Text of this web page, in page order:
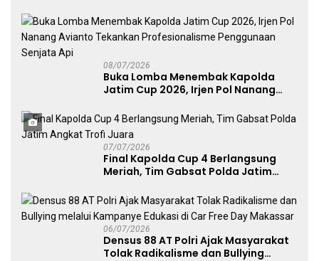
Publik
08/07/2026
Buka Lomba Menembak Kapolda
Jatim Cup 2026, Irjen Pol Nanang
Penggunaan Senjata Api
07/07/2026
Final Kapolda Cup 4 Berlangsung
Meriah, Tim Gabsat Polda Jatim
06/07/2026
Densus 88 AT Polri Ajak Masyarakat
Tolak Radikalisme dan Bullying